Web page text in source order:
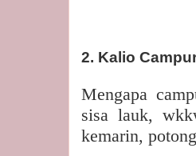
2. Kalio
Mengapa
sisa lauk,
kemarin,